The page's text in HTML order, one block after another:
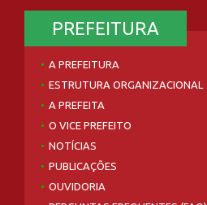
PREFEITURA
A PREFEITURA
ESTRUTURA ORGANIZACIONAL
A PREFEITA
O VICE PREFEITO
NOTÍCIAS
PUBLICAÇÕES
OUVIDORIA